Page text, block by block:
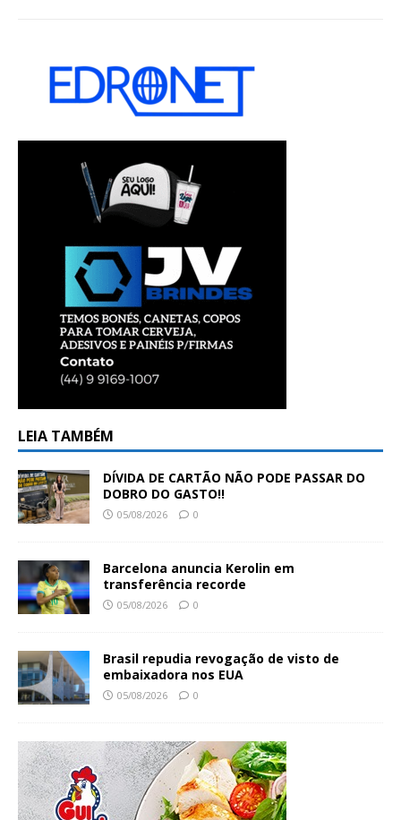
LEIA TAMBÉM
DÍVIDA DE CARTÃO NÃO PODE PASSAR DO
DOBRO DO GASTO!!
05/08/2026 0
Barcelona anuncia Kerolin em
transferência recorde
05/08/2026 0
Brasil repudia revogação de visto de
embaixadora nos EUA
05/08/2026 0